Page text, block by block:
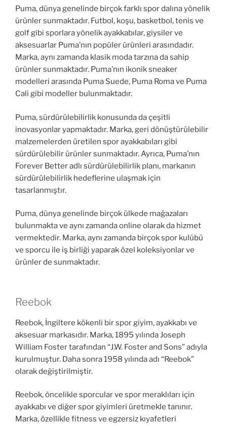
Puma, dünya genelinde birçok farklı spor dalına yönelik
ürünler sunmaktadır. Futbol, koşu, basketbol, tenis ve
golf gibi sporlara yönelik ayakkabılar, giysiler ve
aksesuarlar Puma’nın popüler ürünleri arasındadır.
Marka, aynı zamanda klasik moda tarzına da sahip
ürünler sunmaktadır. Puma’nın ikonik sneaker
modelleri arasında Puma Suede, Puma Roma ve Puma
Cali gibi modeller bulunmaktadır.
Puma, sürdürülebilirlik konusunda da çeşitli
inovasyonlar yapmaktadır. Marka, geri dönüştürülebilir
malzemelerden üretilen spor ayakkabıları gibi
sürdürülebilir ürünler sunmaktadır. Ayrıca, Puma’nın
Forever Better adlı sürdürülebilirlik planı, markanın
sürdürülebilirlik hedeflerine ulaşmak için
tasarlanmıştır.
Puma, dünya genelinde birçok ülkede mağazaları
bulunmakta ve aynı zamanda online olarak da hizmet
vermektedir. Marka, aynı zamanda birçok spor kulübü
ve sporcu ile iş birliği yaparak özel koleksiyonlar ve
ürünler de sunmaktadır.
Reebok
Reebok, İngiltere kökenli bir spor giyim, ayakkabı ve
aksesuar markasıdır. Marka, 1895 yılında Joseph
William Foster tarafından “J.W. Foster and Sons” adıyla
kurulmuştur. Daha sonra 1958 yılında adı “Reebok”
olarak değiştirilmiştir.
Reebok, öncelikle sporcular ve spor meraklıları için
ayakkabı ve diğer spor giyimleri üretmekle tanınır.
Marka, özellikle fitness ve egzersiz kıyafetleri